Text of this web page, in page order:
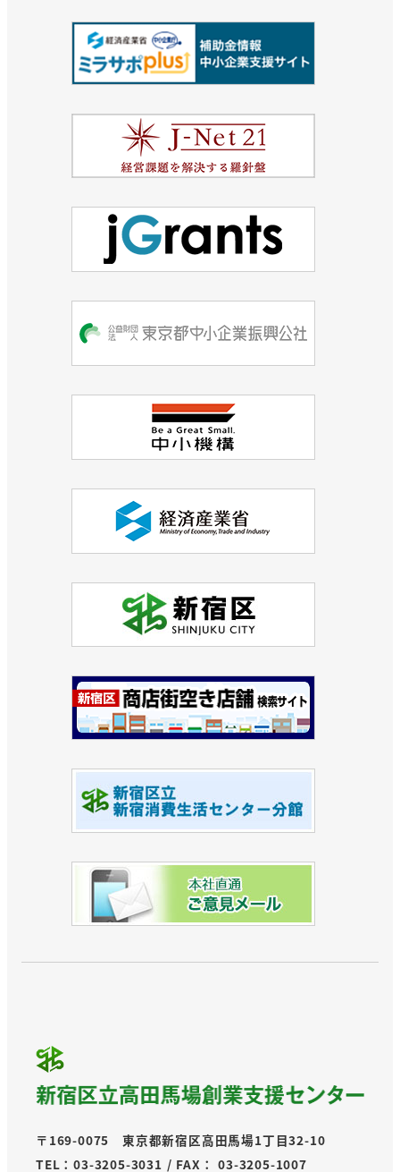
〒169-0075 東京都新宿区高田馬場1丁目32-10
TEL：03-3205-3031 / FAX： 03-3205-1007